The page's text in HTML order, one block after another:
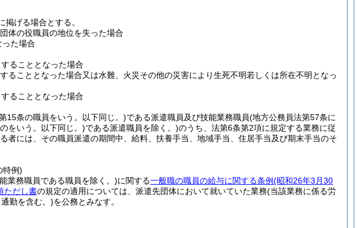
げる場合とする。
体の役職員の地位を失った場合
た場合
ることとなった場合
ることとなった場合又は水難、火災その他の災害により生死不明若しくは所在不明となっ
ることとなった場合
15条の職員をいう。以下同じ。)である派遣職員及び技能業務職員(地方公務員法第57条に
をいう。以下同じ。)である派遣職員を除く。)のうち、法第6条第2項に規定する業務に従
者には、その職員派遣の期間中、給料、扶養手当、地域手当、住居手当及び期末手当のそ
特例)
業務職員である職員を除く。)に関する一般職の職員の給与に関する条例(昭和26年3月30
ただし書の規定の適用については、派遣先団体において就いていた業務(当該業務に係る労
勤を含む。)を公務とみなす。